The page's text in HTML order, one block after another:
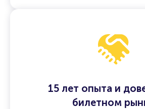
15 лет опыта и
билетном